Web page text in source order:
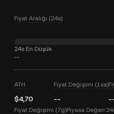
Fiyat Aralığı (24s)
24s En Düşük
--
ATH
$4,70
Fiyat Değişimi (1sa)
--
Fiyat Değişimi (7g)Piyasa Değeri